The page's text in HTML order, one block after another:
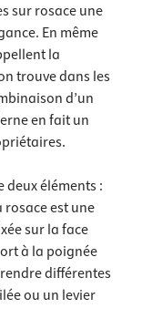
sur rosace une
En même
la
trouve dans les
d’un
en fait un
deux éléments :
rosace est une
sur la face
à la poignée
différentes
ou un levier